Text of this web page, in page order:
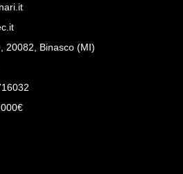
20082, Binasco (MI)